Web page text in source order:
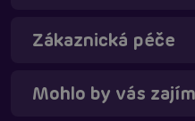
Zákaznická péče
Mohlo by vás